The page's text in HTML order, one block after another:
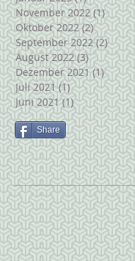
November 2022 (1)1
Oktober 2022 (2)2
September 2022 (2)2
August 2022 (3)3
Dezember 2021 (1)1
Juli 2021 (1)1 Beitrag
Juni 2021 (1)1 Beitrag
Share